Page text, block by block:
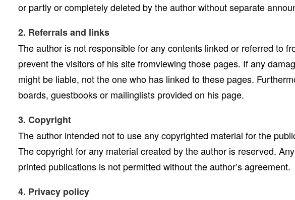
or partly or completely deleted by the author without separate
2. Referrals and links
The author is not responsible for any contents linked or referred to
prevent the visitors of his site fromviewing those pages. If any
might be liable, not the one who has linked to these pages.
boards, guestbooks or mailinglists provided on his page.
3. Copyright
The author intended not to use any copyrighted material for the
The copyright for any material created by the author is reserved.
printed publications is not permitted without the author’s agreement.
4. Privacy policy